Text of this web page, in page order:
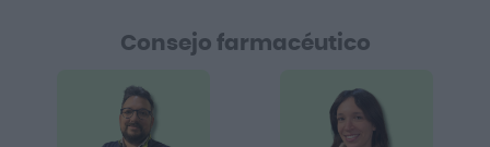
Consejo farmacéutico